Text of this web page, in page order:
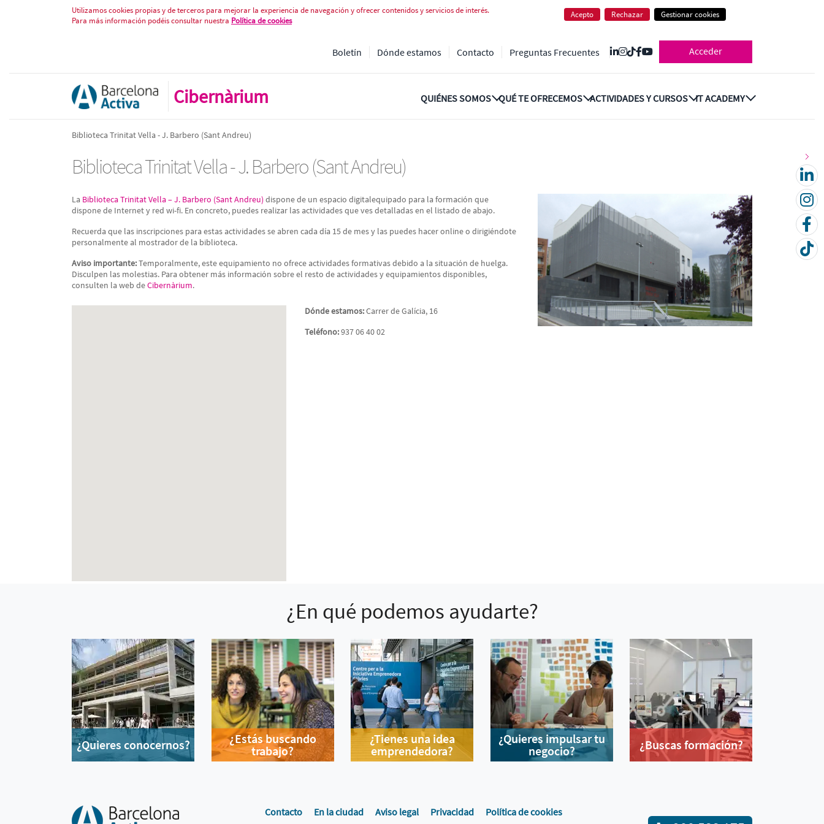
Saltar al contenido
Biblioteca Trinitat Vella - J. Barbero (Sant Andreu)
Utilizamos cookies propias y de terceros para mejorar la experiencia de navegación y ofrecer contenidos y servicios de interés.
Para más información podéis consultar nuestra Política de cookies
Acepto Rechazar Gestionar cookies
Boletín Dónde estamos Contacto Preguntas Frecuentes Acceder
Cibernàrium QUIÉNES SOMOS QUÉ TE OFRECEMOS ACTIVIDADES Y CURSOS IT ACADEMY
Biblioteca Trinitat Vella - J. Barbero (Sant Andreu)
Biblioteca Trinitat Vella - J. Barbero (Sant Andreu)
La Biblioteca Trinitat Vella – J. Barbero (Sant Andreu) dispone de un espacio digitalequipado para la formación que
dispone de Internet y red wi-fi. En concreto, puedes realizar las actividades que ves detalladas en el listado de abajo.
Recuerda que las inscripciones para estas actividades se abren cada día 15 de mes y las puedes hacer online o dirigiéndote
personalmente al mostrador de la biblioteca.
Aviso importante:Temporalmente, este equipamiento no ofrece actividades formativas debido a la situación de huelga.
Disculpen las molestias. Para obtener más información sobre el resto de actividades y equipamientos disponibles,
consulten la web deCibernàrium.
Dónde estamos:Carrer de Galícia, 16
Teléfono:937 06 40 02
¿En qué podemos ayudarte?
¿Quieres conocernos?
¿Estás buscando
trabajo?
¿Tienes una idea
emprendedora?
¿Quieres impulsar tu
negocio?
¿Buscas formación?
Contacto En la ciudad Aviso legal Privacidad Política de cookies